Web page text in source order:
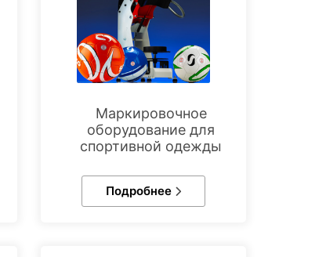
Маркировочное
оборудование для
спортивной одежды
Подробнее